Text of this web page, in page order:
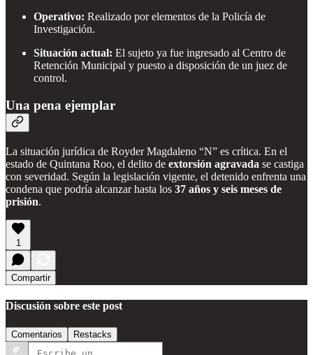
Operativo: Realizado por elementos de la Policía de
Investigación.
Situación actual: El sujeto ya fue ingresado al Centro de
Retención Municipal y puesto a disposición de un juez de
control.
Una pena ejemplar
La situación jurídica de Royder Magdaleno “N” es crítica. En el
estado de Quintana Roo, el delito de extorsión agravada se castiga
con severidad. Según la legislación vigente, el detenido enfrenta una
condena que podría alcanzar hasta los 37 años y seis meses de
prisión.
1
Compartir
Discusión sobre este post
Comentarios Restacks